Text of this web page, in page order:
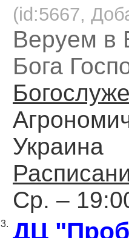
(id:5667,
Веруем в
Бога
Украина
Ср. –
3. ДЦ